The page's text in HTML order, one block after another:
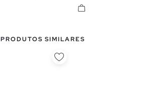
PRODUTOS SIMILARES